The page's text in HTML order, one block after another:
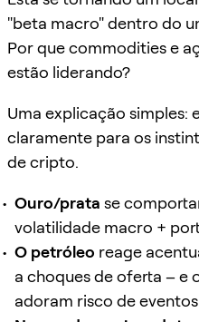
"beta macro" dentro do
Por que commodities e
estão liderando?
Uma explicação simples:
claramente para os
de cripto.
Ouro/prata se
volatilidade macro +
O petróleo reage
a choques de oferta – e
adoram risco de eventos